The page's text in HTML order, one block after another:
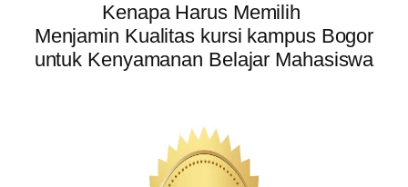
Kenapa Harus Memilih
Menjamin Kualitas kursi kampus Bogor
untuk Kenyamanan Belajar Mahasiswa